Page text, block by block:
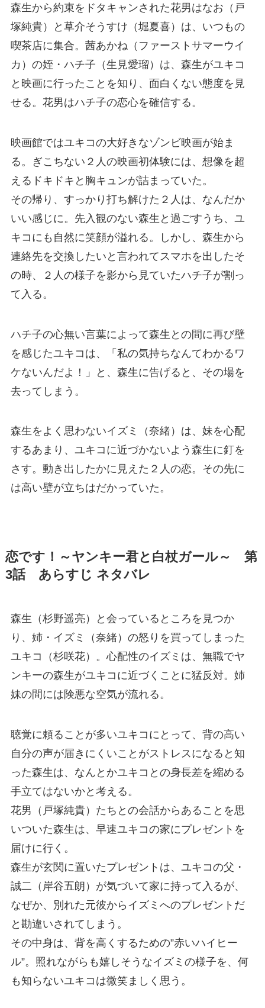
森生から約束をドタキャンされた花男はなお（戸
塚純貴）と草介そうすけ（堀夏喜）は、いつもの
喫茶店に集合。茜あかね（ファーストサマーウイ
カ）の姪・ハチ子（生見愛瑠）は、森生がユキコ
と映画に行ったことを知り、面白くない態度を見
せる。花男はハチ子の恋心を確信する。
映画館ではユキコの大好きなゾンビ映画が始ま
る。ぎこちない２人の映画初体験には、想像を超
えるドキドキと胸キュンが詰まっていた。
その帰り、すっかり打ち解けた２人は、なんだか
いい感じに。先入観のない森生と過ごすうち、ユ
キコにも自然に笑顔が溢れる。しかし、森生から
連絡先を交換したいと言われてスマホを出したそ
の時、２人の様子を影から見ていたハチ子が割っ
て入る。
ハチ子の心無い言葉によって森生との間に再び壁
を感じたユキコは、「私の気持ちなんてわかるワ
ケないんだよ！」と、森生に告げると、その場を
去ってしまう。
森生をよく思わないイズミ（奈緒）は、妹を心配
するあまり、ユキコに近づかないよう森生に釘を
さす。動き出したかに見えた２人の恋。その先に
は高い壁が立ちはだかっていた。
恋です！～ヤンキー君と白杖ガール～ 第
3話 あらすじ ネタバレ
森生（杉野遥亮）と会っているところを見つか
り、姉・イズミ（奈緒）の怒りを買ってしまった
ユキコ（杉咲花）。心配性のイズミは、無職でヤ
ンキーの森生がユキコに近づくことに猛反対。姉
妹の間には険悪な空気が流れる。
聴覚に頼ることが多いユキコにとって、背の高い
自分の声が届きにくいことがストレスになると知
った森生は、なんとかユキコとの身長差を縮める
手立てはないかと考える。
花男（戸塚純貴）たちとの会話からあることを思
いついた森生は、早速ユキコの家にプレゼントを
届けに行く。
森生が玄関に置いたプレゼントは、ユキコの父・
誠二（岸谷五朗）が気づいて家に持って入るが、
なぜか、別れた元彼からイズミへのプレゼントだ
と勘違いされてしまう。
その中身は、背を高くするための”赤いハイヒー
ル”。照れながらも嬉しそうなイズミの様子を、何
も知らないユキコは微笑ましく思う。